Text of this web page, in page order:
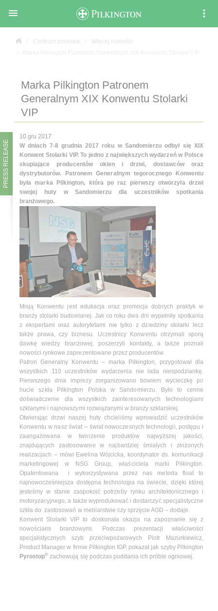

Centrum prasowe
Więcej nowości
Marka Pilkington Patronem
Generalnym XIX Konwentu Stolarki
VIP
PRESS RELEASE
10 gru 2017
W dniach 7-8 grudnia 2017 roku w Sandomierzu odbył się XIX
Konwent Stolarki VIP. To jedno z największych wydarzeń w Polsce
skupiające producentów okien i drzwi, dostawców oraz
dystrybutorów. Patronem Generalnym tegorocznego Konwentu
była marka Pilkington, która po raz pierwszy otworzyła drzwi
swojej huty w Sandomierzu dla uczestników spotkania
branżowego.
Misją Konwentu jest edukacja oraz promocja dobrych praktyk w
branży stolarki budowlanej. Jak co roku dwa dni wypełniły spotkania
z ekspertami oraz autorytetami nie tylko z dziedziny stolarki lecz
także prawa, czy biznesu. Uczestnicy Konwentu otrzymali sporą
dawkę wiedzy branżowej, poszerzyli kontakty, a także poznali
nowości rynkowe zaprezentowane przez producentów.
Patron Generalny Konwentu – marka Pilkington, przygotował dla
wszystkich 110 uczestników wydarzenia nie lada niespodziankę.
Pierwszego dnia imprezy zorganizowano bowiem wycieczkę po
hucie szkła Pilkington Polska w Sandomierzu. Było to cenne
doświadczenie dla wszystkich zainteresowanych technologiami
szklanymi i najnowszymi rozwiązanymi w branży szklarskiej.
Otwierając drzwi naszej huty chcieliśmy wprowadzić uczestników
Konwentu w nasz świat – świat nowoczesnych technologii, postępu i
zaangażowana w tworzenie produktów najwyższej jakości,
znajdujących zastosowanie w najbardziej śmiałych i złożonych
realizacjach – mówi Ewelina Wójcicka, koordynator ds. komunikacji
marketingowej w NSG Group, właściciela marki Pilkington.
Opatentowana i wykorzystywana przez nas metoda float to
najnowocześniejsza dostępna technologia na świecie, dzięki której
jesteśmy w stanie zaspokoić potrzeby rynku architektonicznego i
motoryzacyjnego, a także wyprodukować i dostarczyć specjalistyczne
szkła do zastosowań w meblarstwie czy sprzęcie AGD – dodaje.
Konwent Stolarki VIP to doskonała okazja na zapoznanie się z
nowościami branżowymi. Podczas prezentacji właściwości
specjalistycznych szyb przeciwpożarowych Piotr Mazurkiewicz,
Product Manager w firmie Pilkington IGP, pokazał jak szyby Pilkington
Pyrostop® zachowują się podczas poddania ich próbie ogniowej.